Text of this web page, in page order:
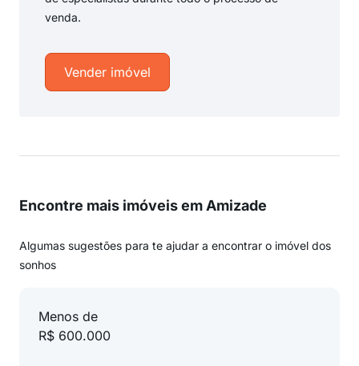
venda.
Vender imóvel
Encontre mais imóveis em Amizade
Algumas sugestões para te ajudar a encontrar o imóvel dos
sonhos
Menos de
R$ 600.000